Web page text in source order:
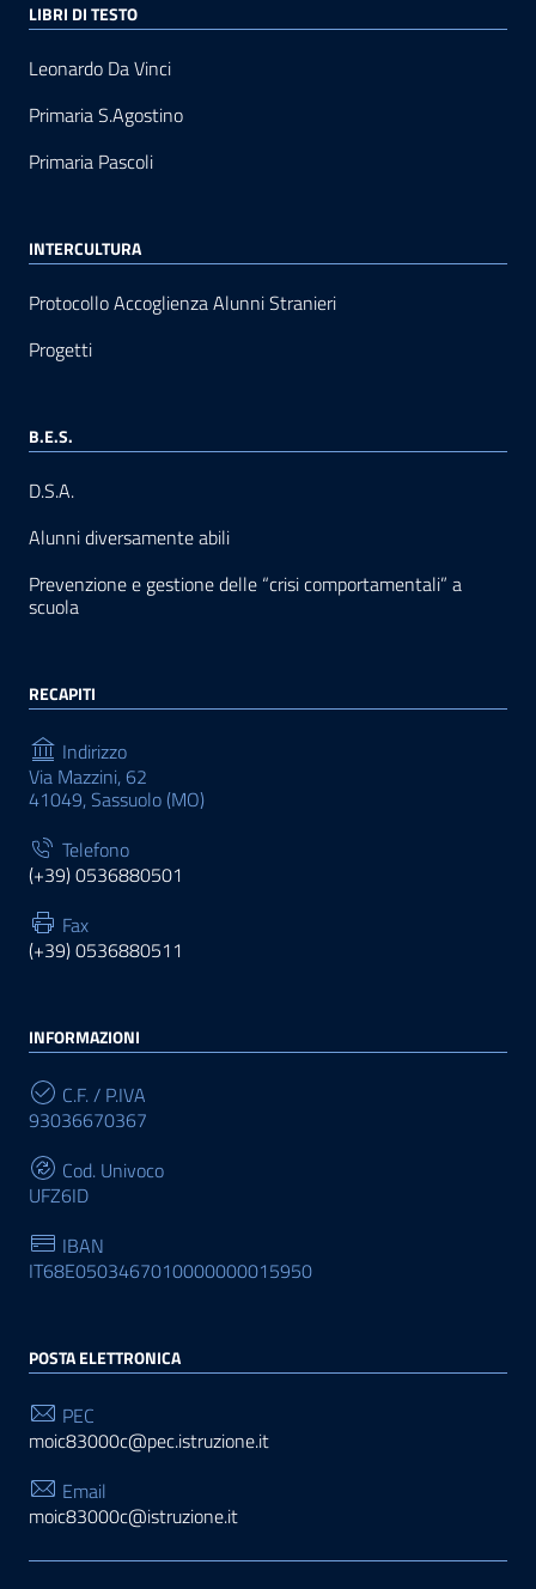
LIBRI DI TESTO
Leonardo Da Vinci
Primaria S.Agostino
Primaria Pascoli
INTERCULTURA
Protocollo Accoglienza Alunni Stranieri
Progetti
B.E.S.
D.S.A.
Alunni diversamente abili
Prevenzione e gestione delle “crisi comportamentali” a
scuola
RECAPITI
Indirizzo
Via Mazzini, 62
41049, Sassuolo (MO)
Telefono
(+39) 0536880501
Fax
(+39) 0536880511
INFORMAZIONI
C.F. / P.IVA
93036670367
Cod. Univoco
UFZ6ID
IBAN
IT68E0503467010000000015950
POSTA ELETTRONICA
PEC
moic83000c@pec.istruzione.it
Email
moic83000c@istruzione.it